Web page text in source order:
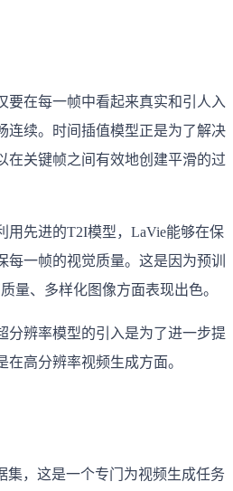
要在每一帧中看起来真实和引人入
连续。时间插值模型正是为了解决
在关键帧之间有效地创建平滑的过
用先进的T2I模型，LaVie能够在保
一帧的视觉质量。这是因为预训
量、多样化图像方面表现出色。
分辨率模型的引入是为了进一步提
高分辨率视频生成方面。
集，这是一个专门为视频生成任务